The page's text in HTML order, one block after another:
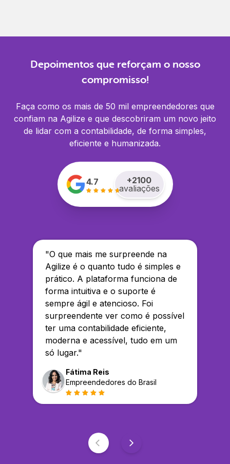
Depoimentos que reforçam o nosso
compromisso!
Faça como os mais de 50 mil empreendedores que
confiam na Agilize e que descobriram um novo jeito
de lidar com a contabilidade, de forma simples,
eficiente e humanizada.
4.7 +2100
avaliações
"O que mais me surpreende na
Agilize é o quanto tudo é simples e
prático. A plataforma funciona de
forma intuitiva e o suporte é
sempre ágil e atencioso. Foi
surpreendente ver como é possível
ter uma contabilidade eficiente,
moderna e acessível, tudo em um
só lugar."
Fátima Reis
Empreendedores do Brasil